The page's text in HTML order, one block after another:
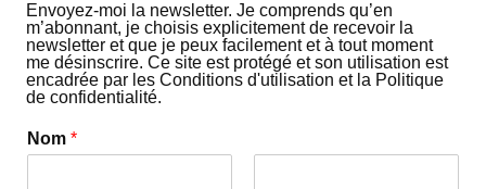
Envoyez-moi la newsletter. Je comprends qu’en
m’abonnant, je choisis explicitement de recevoir la
newsletter et que je peux facilement et à tout moment
me désinscrire. Ce site est protégé et son utilisation est
encadrée par les Conditions d'utilisation et la Politique
de confidentialité.
Nom *